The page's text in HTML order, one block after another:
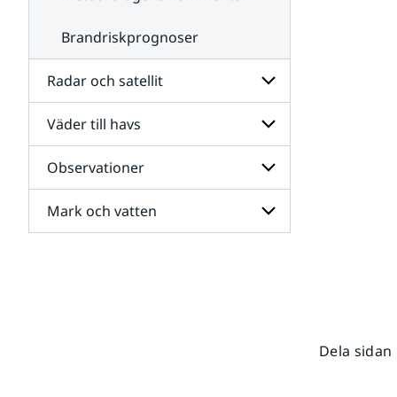
Brandriskprognoser
Radar och satellit
Undersidor
för
Radar
och
satellit
Väder till havs
Undersidor
för
Väder
till
havs
Observationer
Undersidor
för
Mark och vatten
Dela sidan